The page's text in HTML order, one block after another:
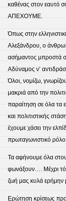
καθένας στον
ΑΠΕΧΟΥΜΕ.
Όπως στην
Αλεξάνδρου, ο
ασήμαντος μπροστά
Αδύναμος ν’
Όλοι, νομίζω,
μακριά από την
παραίτηση σε όλα τα
και πολιτιστικής
έχουμε χάσει την
πρωταγωνιστικό ρόλο
Τα αφήνουμε όλα
φωνάξουν…. Μέχρι
ζωή μας κυλά ερήμην
Ερώτηση κρίσεως